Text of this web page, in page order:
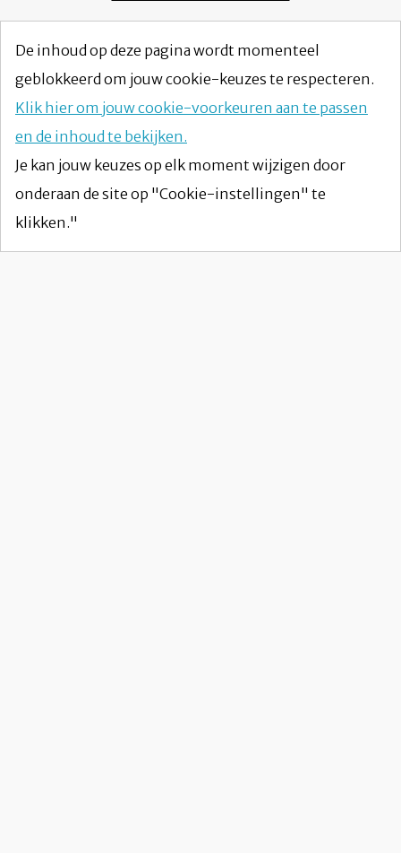
De inhoud op deze pagina wordt momenteel
geblokkeerd om jouw cookie-keuzes te respecteren.
Klik hier om jouw cookie-voorkeuren aan te passen
en de inhoud te bekijken.
Je kan jouw keuzes op elk moment wijzigen door
onderaan de site op "Cookie-instellingen" te
klikken."